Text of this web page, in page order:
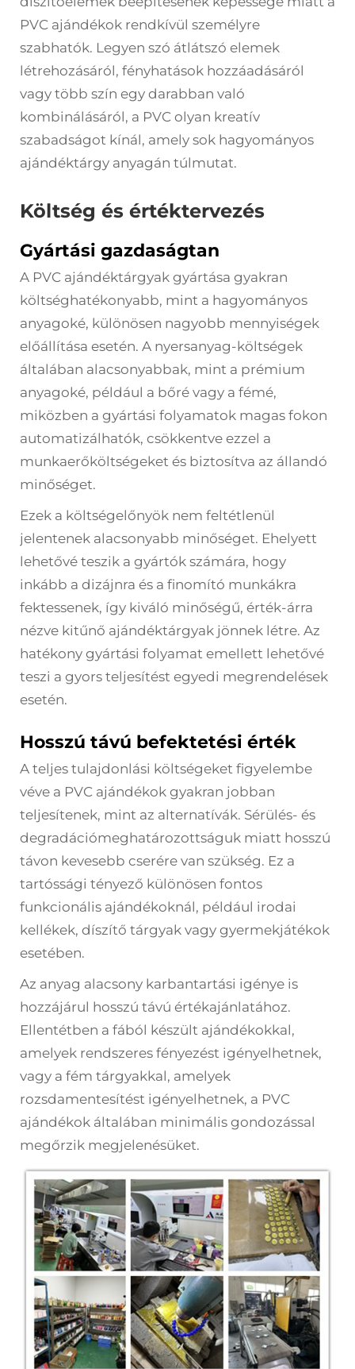
PVC ajándékok rendkívül személyre
szabhatók. Legyen szó átlátszó elemek
létrehozásáról, fényhatások hozzáadásáról
vagy több szín egy darabban való
kombinálásáról, a PVC olyan kreatív
szabadságot kínál, amely sok hagyományos
ajándéktárgy anyagán túlmutat.
Költség és értéktervezés
Gyártási gazdaságtan
A PVC ajándéktárgyak gyártása gyakran
költséghatékonyabb, mint a hagyományos
anyagoké, különösen nagyobb mennyiségek
előállítása esetén. A nyersanyag-költségek
általában alacsonyabbak, mint a prémium
anyagoké, például a bőré vagy a fémé,
miközben a gyártási folyamatok magas fokon
automatizálhatók, csökkentve ezzel a
munkaerőköltségeket és biztosítva az állandó
minőséget.
Ezek a költségelőnyök nem feltétlenül
jelentenek alacsonyabb minőséget. Ehelyett
lehetővé teszik a gyártók számára, hogy
inkább a dizájnra és a finomító munkákra
fektessenek, így kiváló minőségű, érték-árra
nézve kitűnő ajándéktárgyak jönnek létre. Az
hatékony gyártási folyamat emellett lehetővé
teszi a gyors teljesítést egyedi megrendelések
esetén.
Hosszú távú befektetési érték
A teljes tulajdonlási költségeket figyelembe
véve a PVC ajándékok gyakran jobban
teljesítenek, mint az alternatívák. Sérülés- és
degradációmeghatározottságuk miatt hosszú
távon kevesebb cserére van szükség. Ez a
tartóssági tényező különösen fontos
funkcionális ajándékoknál, például irodai
kellékek, díszítő tárgyak vagy gyermekjátékok
esetében.
Az anyag alacsony karbantartási igénye is
hozzájárul hosszú távú értékajánlatához.
Ellentétben a fából készült ajándékokkal,
amelyek rendszeres fényezést igényelhetnek,
vagy a fém tárgyakkal, amelyek
rozsdamentesítést igényelhetnek, a PVC
ajándékok általában minimális gondozással
megőrzik megjelenésüket.